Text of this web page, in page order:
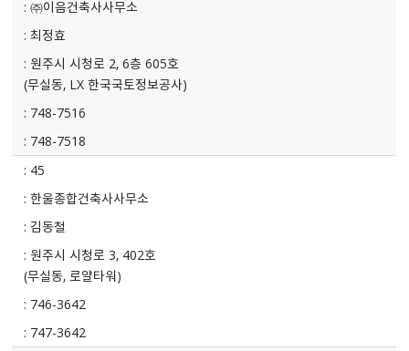
㈜이음건축사사무소
최정효
원주시 시청로 2, 6층 605호
(무실동, LX 한국국토정보공사)
748-7516
748-7518
45
한울종합건축사사무소
김동철
원주시 시청로 3, 402호
(무실동, 로얄타워)
746-3642
747-3642